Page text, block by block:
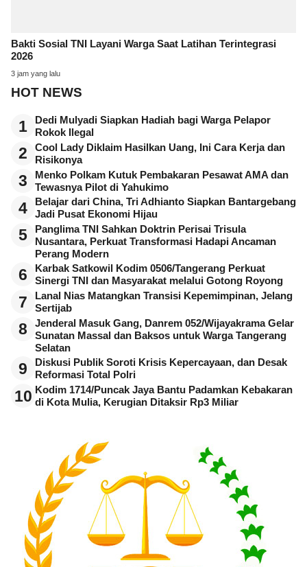
Bakti Sosial TNI Layani Warga Saat Latihan Terintegrasi
2026
3 jam yang lalu
HOT NEWS
1
Dedi Mulyadi Siapkan Hadiah bagi Warga Pelapor
Rokok Ilegal
2
Cool Lady Diklaim Hasilkan Uang, Ini Cara Kerja dan
Risikonya
3
Menko Polkam Kutuk Pembakaran Pesawat AMA dan
Tewasnya Pilot di Yahukimo
4
Belajar dari China, Tri Adhianto Siapkan Bantargebang
Jadi Pusat Ekonomi Hijau
5
Panglima TNI Sahkan Doktrin Perisai Trisula
Nusantara, Perkuat Transformasi Hadapi Ancaman
Perang Modern
6
Karbak Satkowil Kodim 0506/Tangerang Perkuat
Sinergi TNI dan Masyarakat melalui Gotong Royong
7
Lanal Nias Matangkan Transisi Kepemimpinan, Jelang
Sertijab
8
Jenderal Masuk Gang, Danrem 052/Wijayakrama Gelar
Sunatan Massal dan Baksos untuk Warga Tangerang
Selatan
9
Diskusi Publik Soroti Krisis Kepercayaan, dan Desak
Reformasi Total Polri
10 Kodim 1714/Puncak Jaya Bantu Padamkan Kebakaran
di Kota Mulia, Kerugian Ditaksir Rp3 Miliar